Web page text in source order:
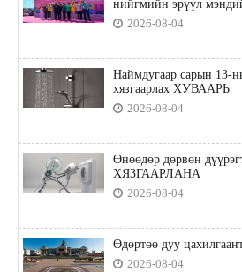
нийгмийн эрүүл
2026-08-04
Наймдугаар сарын 13-
хязгаарлах ХУВААРЬ
2026-08-04
Өнөөдөр дөрвөн
ХЯЗГААРЛАНА
2026-08-04
Өдөртөө дуу
2026-08-04